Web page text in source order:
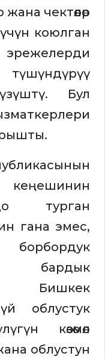
чектөөлөр
коюлган
түшүндүрүү
Бул
турган
гана эмес,
бардык
Бишкек
облустук
көзөмөл
облустун